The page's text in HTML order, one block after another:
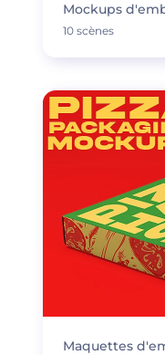
Mockups
10 scènes
Maquettes